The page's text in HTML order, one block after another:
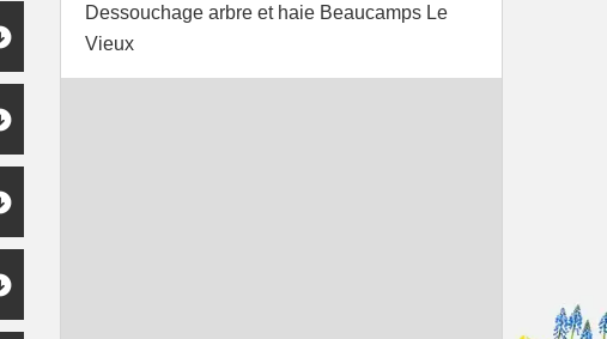
Dessouchage arbre et haie Beaucamps Le
Vieux